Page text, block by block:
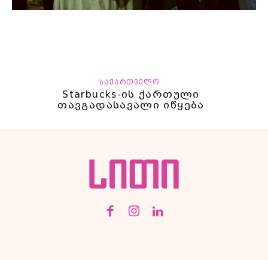
ᲡᲐᲥᲐᲠᲗᲕᲔᲚᲝ
Starbucks-ის ქართული
თავგადასავალი იწყება